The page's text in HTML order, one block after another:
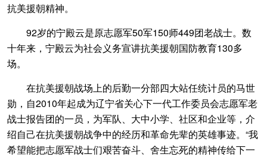
抗美援朝精神。
92岁的宁殿云是原志愿军50军150师449团老战士。数
十年来，宁殿云为社会义务宣讲抗美援朝国防教育130多
场。
在抗美援朝战场上的后勤一分部四大站任统计员的马世
勋，自2010年起成为辽宁省关心下一代工作委员会志愿军老
战士报告团的一员，为军队、大中小学、社区和企业等，介
绍自己在抗美援朝战争中的经历和革命先辈的英雄事迹。“我
希望能把志愿军战士们艰苦奋斗、舍生忘死的精神传给下一